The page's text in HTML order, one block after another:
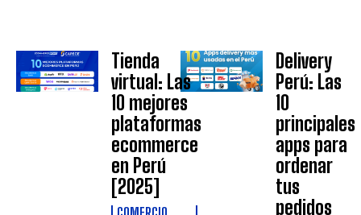
Tienda
virtual: Las
10 mejores
plataformas
ecommerce
en Perú
[2025]
Delivery
Perú: Las
10
principales
apps para
ordenar
tus
pedidos